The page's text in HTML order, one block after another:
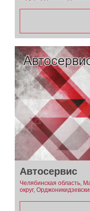
Автосервис
Челябинская область,
округ,